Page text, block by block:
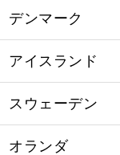
デンマーク
アイスランド
スウェーデン
オランダ